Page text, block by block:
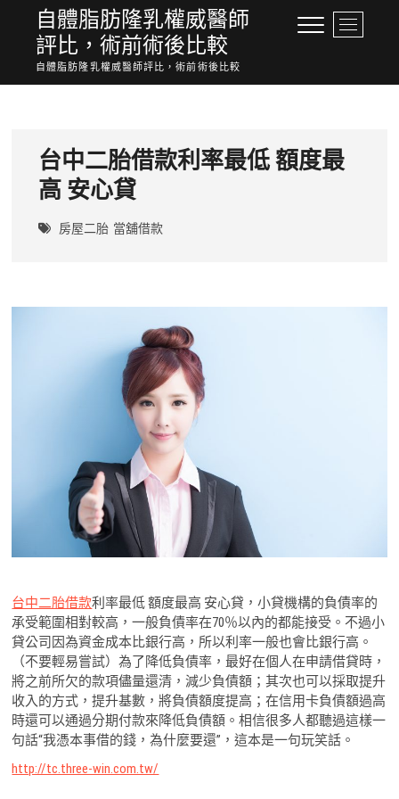
content
自體脂肪隆乳權威醫師
評比，術前術後比較
自體脂肪隆乳權威醫師評比，術前術後比較
M
e
u
t
台中二胎借款利率最低 額度最
高 安心貸
房屋二胎 當舖借款
台中二胎借款利率最低 額度最高 安心貸，小貸機構的負債率的
承受範圍相對較高，一般負債率在70％以內的都能接受。不過小
貸公司因為資金成本比銀行高，所以利率一般也會比銀行高。
（不要輕易嘗試）為了降低負債率，最好在個人在申請借貸時，
將之前所欠的款項儘量還清，減少負債額；其次也可以採取提升
收入的方式，提升基數，將負債額度提高；在信用卡負債額過高
時還可以通過分期付款來降低負債額。相信很多人都聽過這樣一
句話“我憑本事借的錢，為什麼要還”，這本是一句玩笑話。
http://tc.three-win.com.tw/